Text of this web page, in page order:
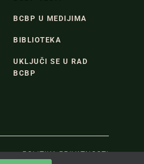
BCBP U MEDIJIMA
BIBLIOTEKA
UKLJUČI SE U RAD
BCBP
POLITIKA PRIVATNOSTI